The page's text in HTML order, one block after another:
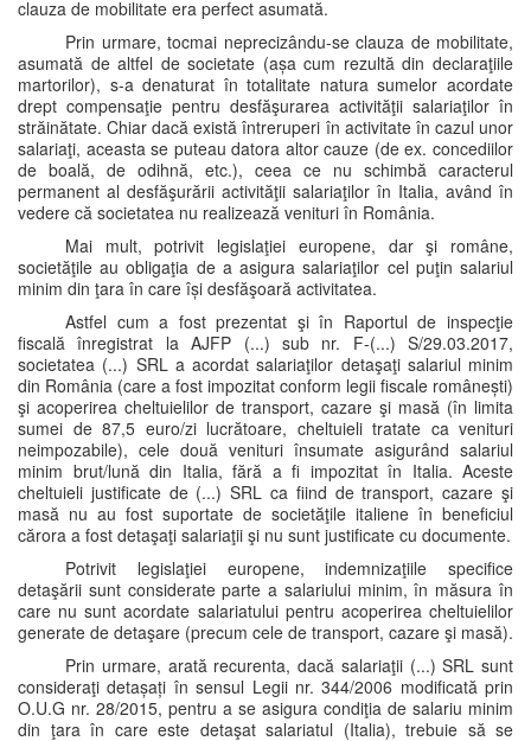
clauza de mobilitate era perfect asumată.
Prin urmare, tocmai neprecizându-se clauza de mobilitate,
asumată de altfel de societate (așa cum rezultă din declaraţiile
martorilor), s-a denaturat în totalitate natura sumelor acordate
drept compensaţie pentru desfăşurarea activităţii salariaţilor în
străinătate. Chiar dacă există întreruperi în activitate în cazul unor
salariaţi, aceasta se puteau datora altor cauze (de ex. concediilor
de boală, de odihnă, etc.), ceea ce nu schimbă caracterul
permanent al desfăşurării activităţii salariaţilor în Italia, având în
vedere că societatea nu realizează venituri în România.
Mai mult, potrivit legislaţiei europene, dar şi române,
societăţile au obligaţia de a asigura salariaţilor cel puţin salariul
minim din ţara în care își desfăşoară activitatea.
Astfel cum a fost prezentat şi în Raportul de inspecţie
fiscală înregistrat la AJFP (...) sub nr. F-(...) S/29.03.2017,
societatea (...) SRL a acordat salariaţilor detaşaţi salariul minim
din România (care a fost impozitat conform legii fiscale românești)
şi acoperirea cheltuielilor de transport, cazare şi masă (în limita
sumei de 87,5 euro/zi lucrătoare, cheltuieli tratate ca venituri
neimpozabile), cele două venituri însumate asigurând salariul
minim brut/lună din Italia, fără a fi impozitat în Italia. Aceste
cheltuieli justificate de (...) SRL ca fiind de transport, cazare şi
masă nu au fost suportate de societăţile italiene în beneficiul
cărora a fost detaşaţi salariaţii şi nu sunt justificate cu documente.
Potrivit legislaţiei europene, indemnizaţiile specifice
detaşării sunt considerate parte a salariului minim, în măsura în
care nu sunt acordate salariatului pentru acoperirea cheltuielilor
generate de detaşare (precum cele de transport, cazare şi masă).
Prin urmare, arată recurenta, dacă salariaţii (...) SRL sunt
consideraţi detașați în sensul Legii nr. 344/2006 modificată prin
O.U.G nr. 28/2015, pentru a se asigura condiţia de salariu minim
din ţara în care este detaşat salariatul (Italia), trebuie să se